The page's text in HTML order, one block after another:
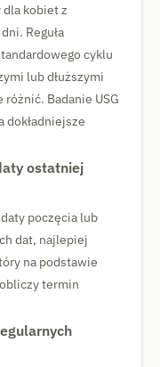
dla kobiet z
Reguła
cyklu
lub dłuższymi
Badanie USG
dokładniejsze
ostatniej
poczęcia lub
dat, najlepiej
na podstawie
termin